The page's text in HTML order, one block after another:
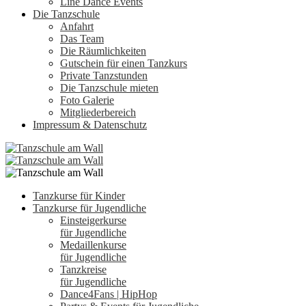
Die Tanzschule
Anfahrt
Das Team
Die Räumlichkeiten
Gutschein für einen Tanzkurs
Private Tanzstunden
Die Tanzschule mieten
Foto Galerie
Mitgliederbereich
Impressum & Datenschutz
Tanzkurse für Kinder
Tanzkurse für Jugendliche
Einsteigerkurse
für Jugendliche
Medaillenkurse
für Jugendliche
Tanzkreise
für Jugendliche
Dance4Fans | HipHop